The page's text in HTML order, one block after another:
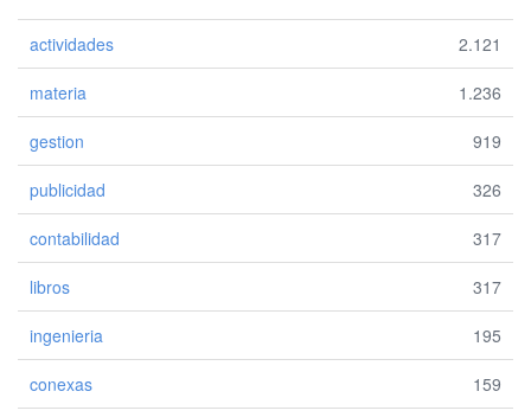
actividades 2.121
materia 1.236
gestion 919
publicidad 326
contabilidad 317
libros 317
ingenieria 195
conexas 159